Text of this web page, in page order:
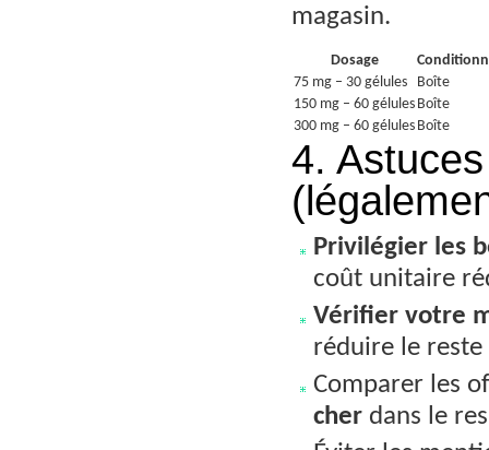
magasin.
Dosage
75 mg – 30 gélules
Boîte
150 mg – 60 gélules Boîte
300 mg – 60 gélules Boîte
4.
Privilégier les
coût unitaire
Vérifier votre
réduire le reste
Comparer les
cher dans le